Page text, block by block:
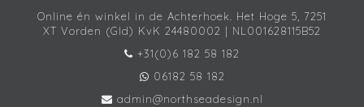
Online én winkel in de Achterhoek. Het Hoge 5, 7251
XT Vorden (Gld) KvK 24480002 | NL001628115B52
+31(0)6 182 58 182
06182 58 182
admin@northseadesign.nl